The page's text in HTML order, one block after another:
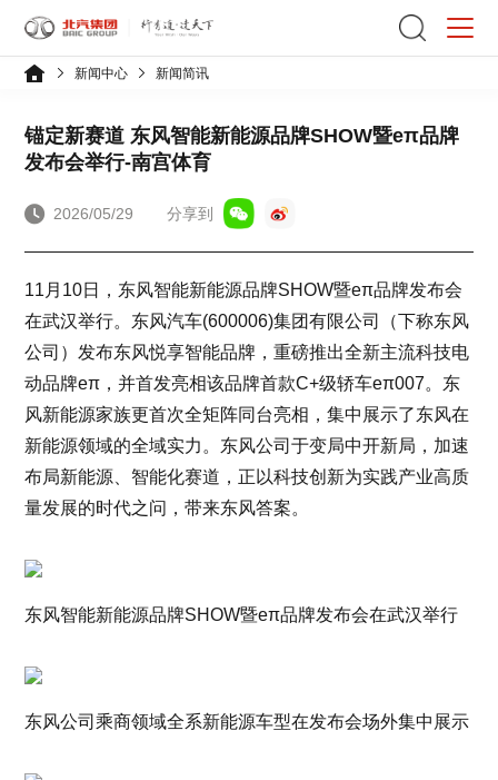
新闻中心 新闻简讯
锚定新赛道 东风智能新能源品牌SHOW暨eπ品牌
发布会举行-南宫体育
2026/05/29 分享到
11月10日，东风智能新能源品牌SHOW暨eπ品牌发布会
在武汉举行。东风汽车(600006)集团有限公司（下称东风
公司）发布东风悦享智能品牌，重磅推出全新主流科技电
动品牌eπ，并首发亮相该品牌首款C+级轿车eπ007。东
风新能源家族更首次全矩阵同台亮相，集中展示了东风在
新能源领域的全域实力。东风公司于变局中开新局，加速
布局新能源、智能化赛道，正以科技创新为实践产业高质
量发展的时代之问，带来东风答案。
东风智能新能源品牌SHOW暨eπ品牌发布会在武汉举行
东风公司乘商领域全系新能源车型在发布会场外集中展示